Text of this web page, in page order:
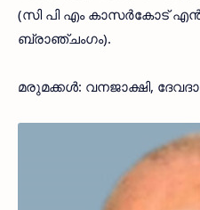
(സി പി എം കാസര്‍കോട്
ബ്രാഞ്ചംഗം).
മരുമക്കള്‍: വനജാക്ഷി,